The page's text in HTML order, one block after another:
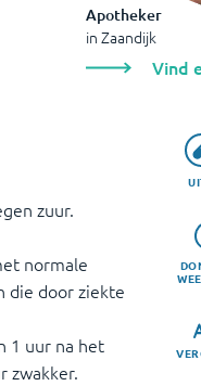
Apotheker
in Zaandijk
Vind
zuur.
normale
die door ziekte
1 uur na het
zwakker.